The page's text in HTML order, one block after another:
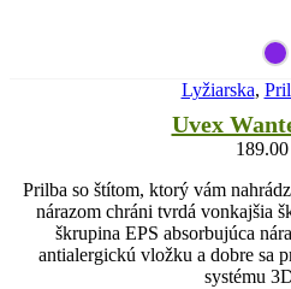
Lyžiarska,
Uvex
189.00
Prilba so štítom, ktorý vám
nárazom chráni tvrdá vonkajšia
škrupina EPS absorbujúca
antialergickú vložku a dobre sa
systému